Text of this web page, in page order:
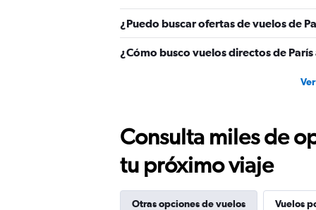
¿Puedo buscar ofertas de vuelos de
¿Cómo busco vuelos directos de París
Consulta miles de
tu próximo viaje
Otras opciones de vuelos Vuelos